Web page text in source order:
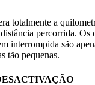
totalmente a
percorrida. Os
interrompida são
tão pequenas.